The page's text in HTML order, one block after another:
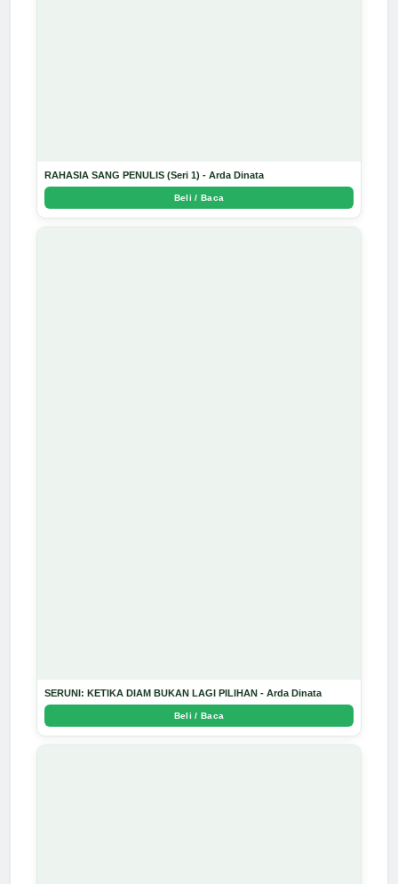
RAHASIA SANG PENULIS (Seri 1) - Arda Dinata
Beli / Baca
SERUNI: KETIKA DIAM BUKAN LAGI PILIHAN - Arda Dinata
Beli / Baca